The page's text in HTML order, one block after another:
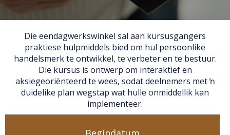
Die eendagwerkswinkel sal aan kursusgangers
praktiese hulpmiddels bied om hul persoonlike
handelsmerk te ontwikkel, te verbeter en te bestuur.
Die kursus is ontwerp om interaktief en
aksiegeoriënteerd te wees, sodat deelnemers met ŉ
duidelike plan wegstap wat hulle onmiddellik kan
implementeer.